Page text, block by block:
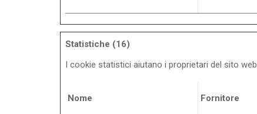
Statistiche (16)
I cookie statistici aiutano i proprietari del sito
Nome Fornitore